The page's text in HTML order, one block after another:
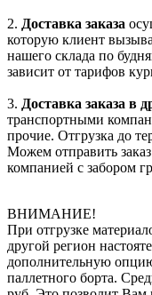
2. Доставка заказа
которую клиент
нашего склада по
зависит от тарифов
3. Доставка заказа в
транспортными
прочие. Отгрузка до
Можем отправить
компанией с забором
ВНИМАНИЕ!
При отгрузке
другой регион
дополнительную
паллетного борта.